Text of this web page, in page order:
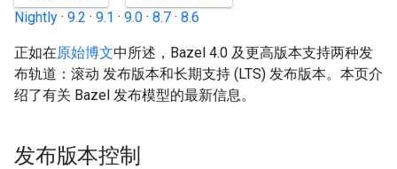
Nightly · 9.2 · 9.1 · 9.0 · 8.7 · 8.6
正如在原始博文中所述，Bazel 4.0 及更高版本支持两种发
布轨道：滚动 发布版本和长期支持 (LTS) 发布版本。本页介
绍了有关 Bazel 发布模型的最新信息。
发布版本控制